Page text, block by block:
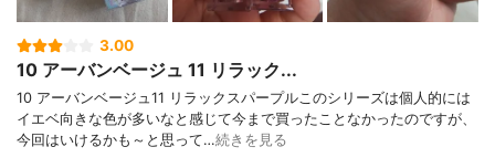
3.00
10 アーバンベージュ 11 リラック...
10 アーバンベージュ11 リラックスパープルこのシリーズは個人的には
イエベ向きな色が多いなと感じて今まで買ったことなかったのですが、
今回はいけるかも～と思って…続きを見る